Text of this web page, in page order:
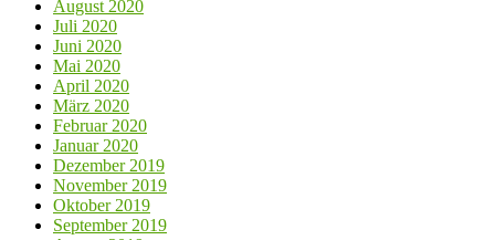
August 2020
Juli 2020
Juni 2020
Mai 2020
April 2020
März 2020
Februar 2020
Januar 2020
Dezember 2019
November 2019
Oktober 2019
September 2019